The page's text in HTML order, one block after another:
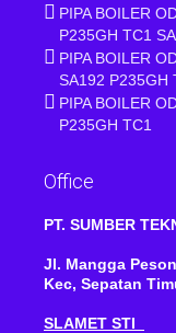
PIPA BOILER
P235GH TC1
PIPA BOILER
SA192 P235GH
PIPA BOILER
P235GH TC1
Office
PT. SUMBER
Jl. Mangga
Kec, Sepatan
SLAMET STI